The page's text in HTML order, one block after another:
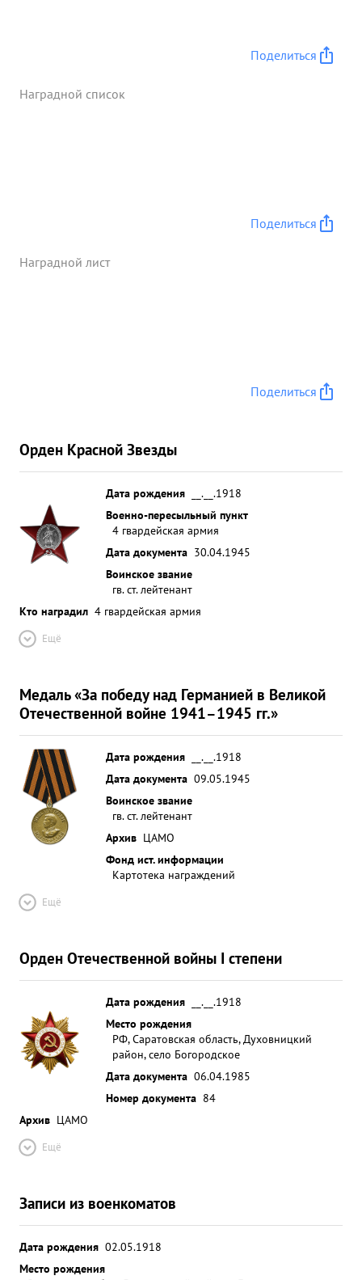
Багданов все время находясь с расчетами и
на борьбу. Врезультате расчеты гв серж.
Поделиться
Наградной список
Поделиться
Наградной лист
Поделиться
Орден Красной Звезды
Дата рождения
__.__.1918
Военно-пересыльный пункт
4 гвардейская армия
Дата документа 30.04.1945
Воинское звание
гв. ст. лейтенант
Кто наградил 4 гвардейская армия
Ещё
Медаль «За победу над Германией в Великой
Отечественной войне 1941–1945 гг.»
Дата рождения
__.__.1918
Дата документа 09.05.1945
Воинское звание
гв. ст. лейтенант
Архив ЦАМО
Фонд ист. информации
Картотека награждений
Ещё
Орден Отечественной войны I степени
Дата рождения
__.__.1918
Место рождения
РФ, Саратовская область, Духовницкий
район, село Богородское
Дата документа 06.04.1985
Номер документа 84
Архив ЦАМО
Ещё
Записи из военкоматов
Дата рождения 02.05.1918
Место рождения